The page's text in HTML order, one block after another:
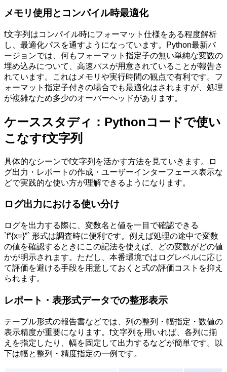
メモリ使用とコンパイル時最適化
f文字列はコンパイル時にフォーマット仕様をある程度解析
し、最適化パスを通すようになっています。Python最新バ
ージョンでは、何もフォーマット指定子の無い単純な変数の
埋め込みについて、高速パスが用意されていることが報告さ
れています。これはメモリや実行時間の観点で有利です。フ
ォーマット指定子付きの場合でも最適化はされますが、処理
が複雑なため多少のオーバーヘッドがあります。
ケーススタディ：Pythonコードで使い
こなすf文字列
具体的なシーンでf文字列を活かす方法を見ていきます。ロ
グ出力・レポートの作成・ユーザーインターフェース表示な
どで実践的な使い方が理解できるようになります。
ログ出力における使い分け
ログを出力する際に、変数名と値を一目で確認できる
`f”{x=}”` 形式は調査時に便利です。例えば処理の途中で変数
の値を確認するときにこの記法を使えば、どの変数がどの値
かが明示されます。ただし、本番環境ではログレベルに応じ
て評価を避ける手段を用意しておくと式の評価コストを抑え
られます。
レポート・表形式データでの整形表示
テーブル形式の報告書などでは、列の整列・幅指定・数値の
表示精度が重要になります。f文字列を用いれば、各列に揃
えを指定したり、幅を固定して出力するなどが簡単です。以
下は幅と整列・精度指定の一例です。